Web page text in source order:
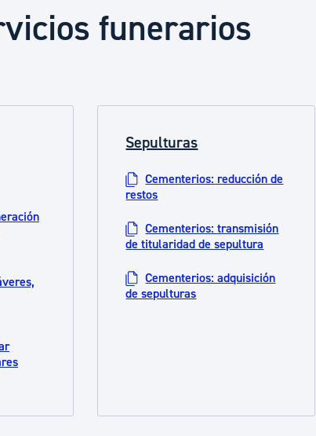
y consumo
y asociacionismo
Agenda cultural
funerarios
Sepulturas
Cementerios: reducción de
restos
Cementerios: transmisión
de titularidad de sepultura
Cementerios: adquisición
de sepulturas